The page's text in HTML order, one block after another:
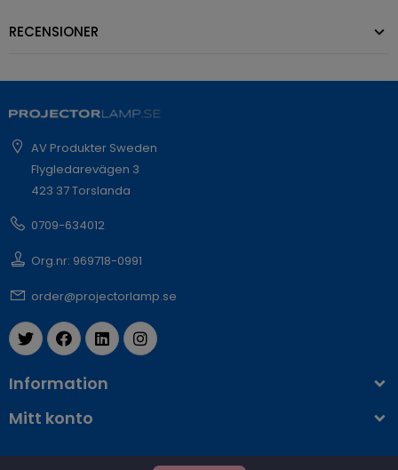
RECENSIONER
AV Produkter Sweden
Flygledarevägen 3
423 37 Torslanda
0709-634012
Org.nr: 969718-0991
order@projectorlamp.se
Information
Mitt konto